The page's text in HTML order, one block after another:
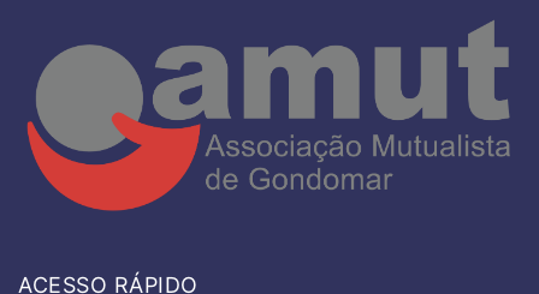
ACESSO RÁPIDO